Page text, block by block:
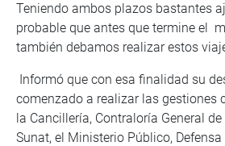
Teniendo ambos plazos bastantes
probable que antes que termine el
también debamos realizar estos
Informó que con esa finalidad su
comenzado a realizar las gestiones
la Cancillería, Contraloría General
Sunat, el Ministerio Público,